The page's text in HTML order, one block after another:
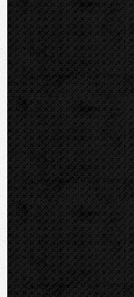
Množství:
Kód zboží:
Značka:
REMS
Popis
Zařazení
Komentáře